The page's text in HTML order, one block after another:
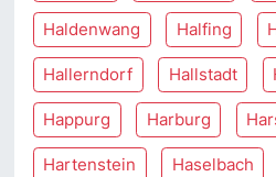
Haldenwang Halfing
Hallerndorf Hallstadt
Happurg Harburg
Hartenstein Haselbach